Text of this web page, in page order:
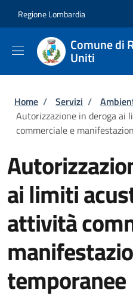
Regione Lombardia
Comune di
Uniti
Briciole di
Home / Servizi /
Autorizzazione in deroga
commerciale e
ai limiti
attività
temporanee